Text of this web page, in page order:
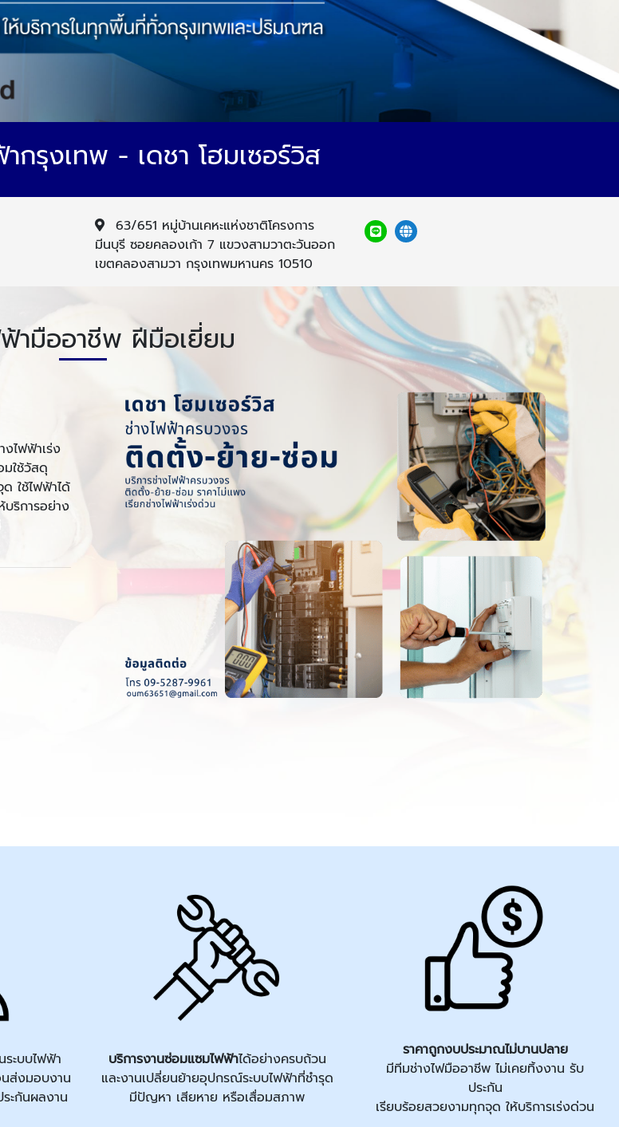
กรุงเทพ - เดชา โฮมเซอร์วิส
63/651 หมู่บ้านเคหะแห่งชาติโครงการ
มีนบุรี ซอยคลองเก้า 7 แขวงสามวาตะวันออก
เขตคลองสามวา กรุงเทพมหานคร 10510
ามืออาชีพ ฝีมือเยี่ยม
ไฟฟ้าเร่ง
ใช้วัสดุ
ใช้ไฟฟ้าได้
ริการอย่าง
ะบบไฟฟ้า
ส่งมอบงาน
ะกันผลงาน
บริการงานซ่อมแซมไฟฟ้าได้อย่างครบถ้วน
และงานเปลี่ยนย้ายอุปกรณ์ระบบไฟฟ้าที่ชำรุด
มีปัญหา เสียหาย หรือเสื่อมสภาพ
ราคาถูกงบประมาณไม่บานปลาย
มีทีมช่างไฟมืออาชีพ ไม่เคยทิ้งงาน รับ
ประกัน
เรียบร้อยสวยงามทุกจุด ให้บริการเร่งด่วน